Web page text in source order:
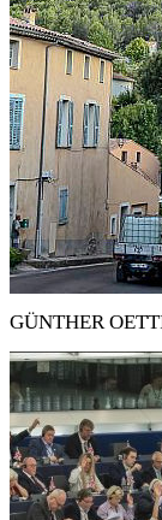
GÜNTHER